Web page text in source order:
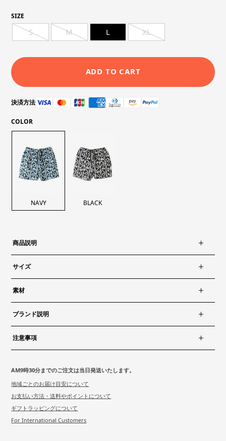
SIZE
S M L XL
ADD TO CART
決済方法
COLOR
NAVY BLACK
商品説明
サイズ
素材
ブランド説明
注意事項
AM9時30分までのご注文は当日発送いたします。
地域ごとのお届け目安について
お支払い方法・送料やポイントについて
ギフトラッピングについて
For International Customers